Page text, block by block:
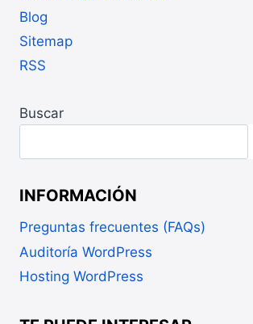
Blog
Sitemap
RSS
Buscar
INFORMACIÓN
Preguntas frecuentes (FAQs)
Auditoría WordPress
Hosting WordPress